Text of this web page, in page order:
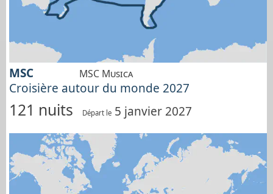
MSC MSC Musica
Croisière autour du monde 2027
121 nuits Départ le 5 janvier 2027